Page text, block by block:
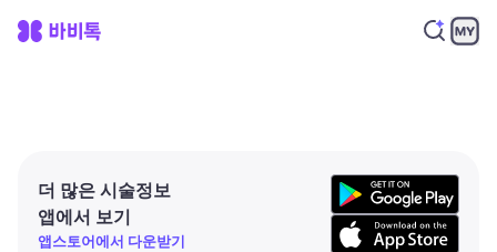
더 많은 시술정보
앱에서 보기
앱스토어에서 다운받기